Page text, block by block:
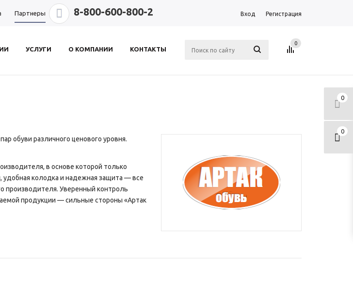
Партнеры 8-800-600-800-2 Вход Регистрация
УСЛУГИ О КОМПАНИИ КОНТАКТЫ
0
0
0
обуви различного ценового уровня.
в основе которой только
колодка и надежная защита — все
производителя. Уверенный контроль
продукции — сильные стороны «Артак